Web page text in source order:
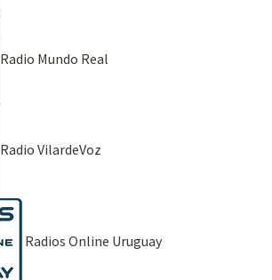
Radio Mundo Real
Radio VilardeVoz
Radios Online Uruguay